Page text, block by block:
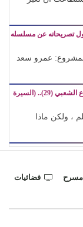
تصريحاته عن مسلسله
عمرو سعد
كمال زغلول يكتب: البنية الثقافية والإبداع الشعبي (29).. (السيرة
، ولكن ماذا
مسرح
فضائيات